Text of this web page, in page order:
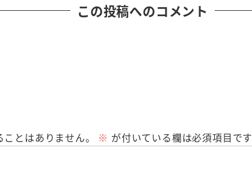
この投稿へのコメント
とはありません。 ※ が付いている欄は必須項目です